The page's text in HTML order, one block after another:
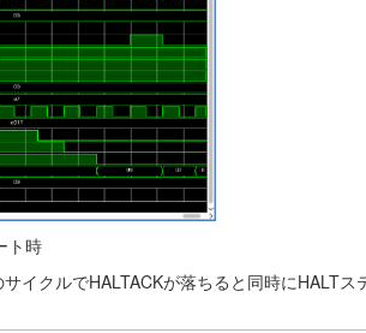
ト時
イクルでHALTACKが落ちると同時にHALTス